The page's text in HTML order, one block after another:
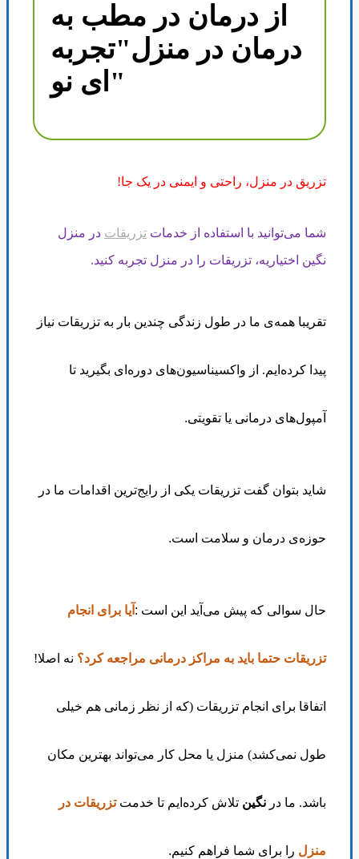
از درمان در مطب به
درمان در منزل"تجربه
ای نو"
تزریق در منزل، راحتی و ایمنی در یک جا!
شما می‌توانید با استفاده از خدمات تزریقات در منزل
نگین اختیاریه، تزریقات را در منزل تجربه کنید.
تقریبا همه‌ی ما در طول زندگی‌ چندین بار به تزریقات نیاز
پیدا کرده‌ایم. از واکسیناسیون‌های دوره‌ای بگیرید تا
آمپول‌های درمانی یا تقویتی.
شاید بتوان گفت تزریقات یکی از رایج‌ترین اقدامات ما در
حوزه‌ی درمان و سلامت است.
حال سوالی که پیش می‌آید این است : آیا برای انجام
تزریقات حتما باید به مراکز درمانی مراجعه کرد؟ نه اصلا!
اتفاقا برای انجام تزریقات (که از نظر زمانی هم خیلی
طول نمی‌کشد) منزل یا محل کار می‌تواند بهترین مکان
باشد. ما در نگین تلاش کرده‌ایم تا خدمت تزریقات در
منزل را برای شما فراهم کنیم.